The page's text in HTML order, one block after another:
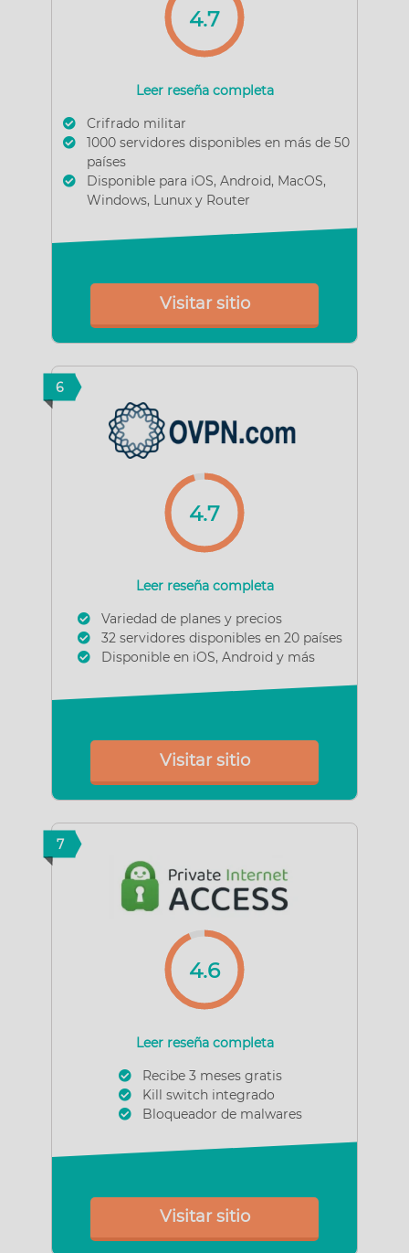
4.7
Leer reseña completa
Crifrado militar
1000 servidores disponibles en más de 50
países
Disponible para iOS, Android, MacOS,
Windows, Lunux y Router
Visitar sitio
6
4.7
Leer reseña completa
Variedad de planes y precios
32 servidores disponibles en 20 países
Disponible en iOS, Android y más
Visitar sitio
7
4.6
Leer reseña completa
Recibe 3 meses gratis
Kill switch integrado
Bloqueador de malwares
Visitar sitio